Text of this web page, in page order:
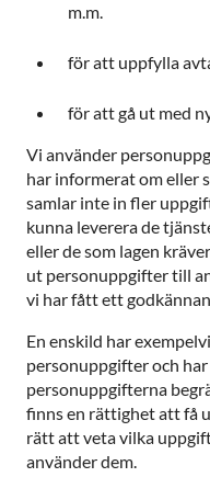
m.m.
för att uppfylla
för att gå ut med
Vi använder
har informerat om eller
samlar inte in fler
kunna leverera de
eller de som lagen
ut personuppgifter till
vi har fått ett
En enskild har
personuppgifter och
personuppgifterna
finns en rättighet att få
rätt att veta vilka
använder dem.